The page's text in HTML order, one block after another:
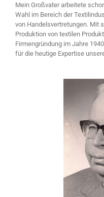
Mein Großvater arbeitete
Wahl im Bereich der
von Handelsvertretungen. Mit
Produktion von textilen
Firmengründung im Jahre
für die heutige Expertise